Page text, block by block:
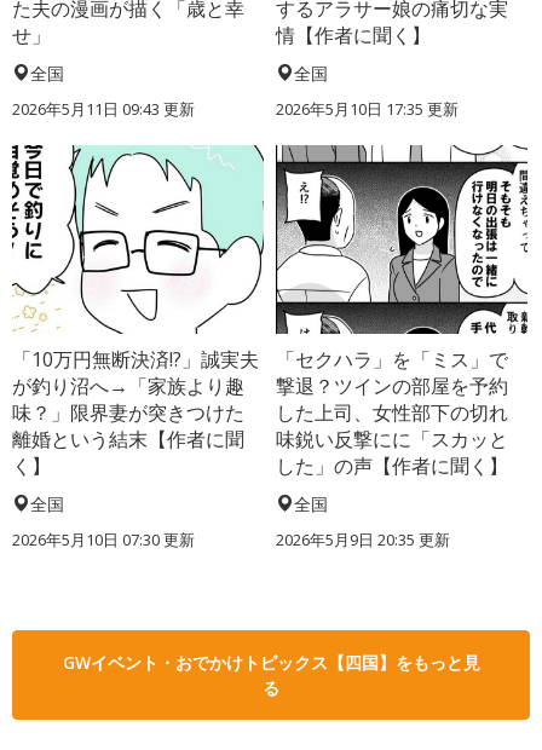
た夫の漫画が描く「歳と幸
せ」
全国
2026年5月11日 09:43 更新
するアラサー娘の痛切な実
情【作者に聞く】
全国
2026年5月10日 17:35 更新
「10万円無断決済!?」誠実夫
が釣り沼へ→「家族より趣
味？」限界妻が突きつけた
離婚という結末【作者に聞
く】
全国
2026年5月10日 07:30 更新
「セクハラ」を「ミス」で
撃退？ツインの部屋を予約
した上司、女性部下の切れ
味鋭い反撃にに「スカッと
した」の声【作者に聞く】
全国
2026年5月9日 20:35 更新
GWイベント・おでかけトピックス【四国】をもっと見
る